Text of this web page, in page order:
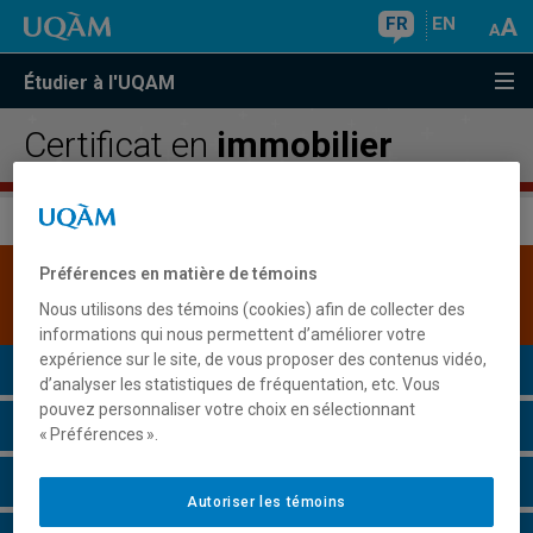
FR EN
Étudier à l'UQAM
Certificat en immobilier
Une version plus récente de ce programme est
disponible.Cliquez ici pour la consulter.
Présentation du programme
Conditions d'admission
Cours à suivre et horaires
Préférences en matière de témoins
Nous utilisons des témoins (cookies) afin de collecter des
informations qui nous permettent d’améliorer votre
expérience sur le site, de vous proposer des contenus vidéo,
d’analyser les statistiques de fréquentation, etc. Vous
pouvez personnaliser votre choix en sélectionnant
« Préférences ».
Autoriser les témoins